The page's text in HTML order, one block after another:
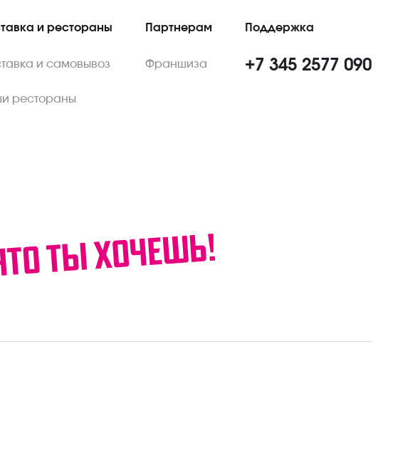
и рестораны
и самовывоз
рестораны
Партнерам
Франшиза
Поддержка
+7 345 2577 090